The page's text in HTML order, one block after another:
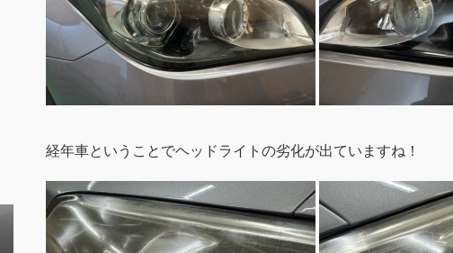
経年車ということでヘッドライトの劣化が出ていますね！